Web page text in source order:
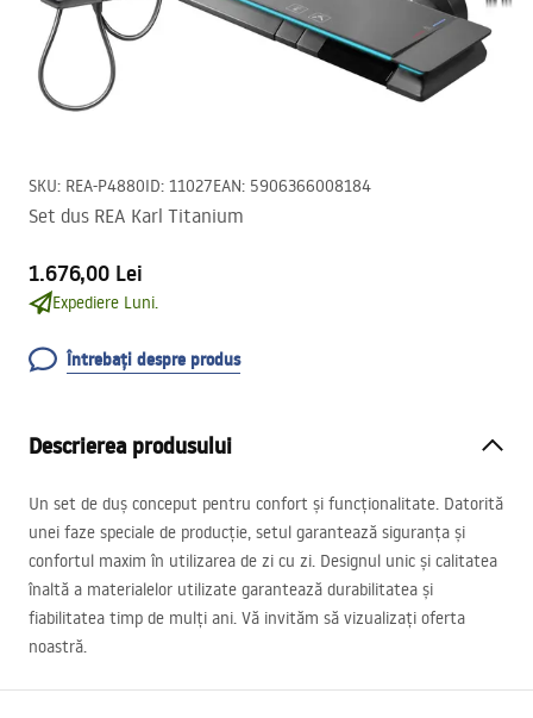
SKU: REA-P4880ID: 11027EAN: 5906366008184
Set dus REA Karl Titanium
1.676,00 Lei
Expediere Luni.
Întrebați despre produs
Descrierea produsului
Un set de duș conceput pentru confort și funcționalitate. Datorită
unei faze speciale de producție, setul garantează siguranța și
confortul maxim în utilizarea de zi cu zi. Designul unic și calitatea
înaltă a materialelor utilizate garantează durabilitatea și
fiabilitatea timp de mulți ani. Vă invităm să vizualizați oferta
noastră.